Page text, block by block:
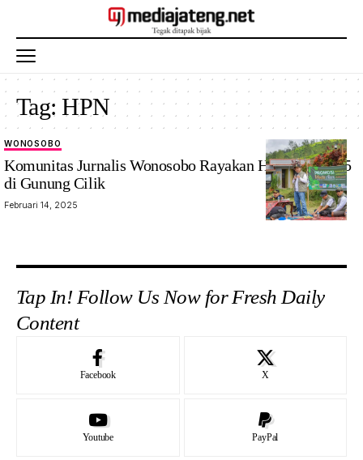
Tag:HPN
WONOSOBO
Komunitas Jurnalis Wonosobo Rayakan Hari Pers 2025
di Gunung Cilik
Februari 14, 2025
Tap In! Follow Us Now for Fresh Daily
Content
Facebook X
Youtube PayPal